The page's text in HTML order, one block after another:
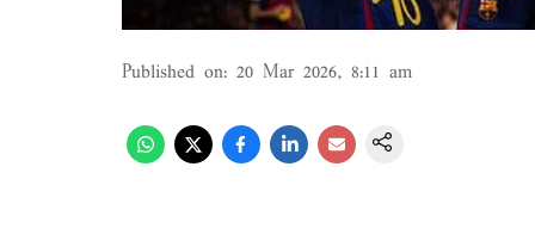
Published on: 20 Mar 2026, 8:11 am